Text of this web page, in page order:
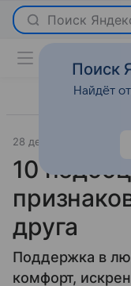
Поиск
28 декабря 2023
10
друга
Поддержка в
комфорт,
Поиск
Найдёт